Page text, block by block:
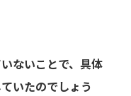
ないことで、具体
いたのでしょう